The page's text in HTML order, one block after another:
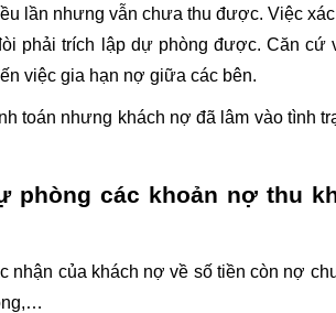
lần nhưng vẫn chưa thu được. Việc
phải trích lập dự phòng được. Căn cứ
việc gia hạn nợ giữa các bên.
toán nhưng khách nợ đã lâm vào tình
phòng các khoản nợ thu
nhận của khách nợ về số tiền còn nợ